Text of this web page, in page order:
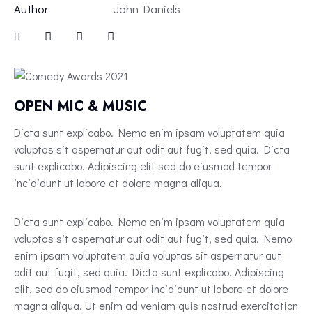
Author
John Daniels
OPEN MIC & MUSIC
Dicta sunt explicabo. Nemo enim ipsam voluptatem quia
voluptas sit aspernatur aut odit aut fugit, sed quia. Dicta
sunt explicabo. Adipiscing elit sed do eiusmod tempor
incididunt ut labore et dolore magna aliqua.
Dicta sunt explicabo. Nemo enim ipsam voluptatem quia
voluptas sit aspernatur aut odit aut fugit, sed quia. Nemo
enim ipsam voluptatem quia voluptas sit aspernatur aut
odit aut fugit, sed quia. Dicta sunt explicabo. Adipiscing
elit, sed do eiusmod tempor incididunt ut labore et dolore
magna aliqua. Ut enim ad veniam quis nostrud exercitation